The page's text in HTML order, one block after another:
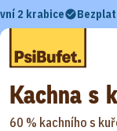
2 krabice
Kachna s
60 % kachního s